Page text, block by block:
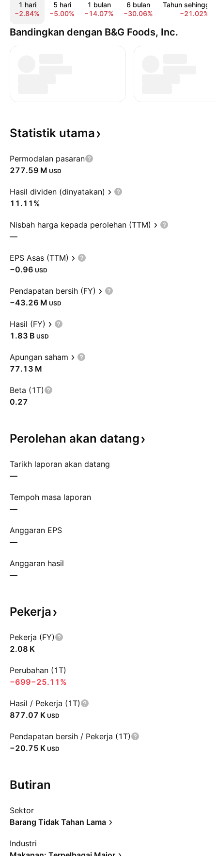
1 hari
−2.84%
5 hari
−5.00%
1 bulan
−14.07%
6 bulan
−30.06%
Tahun sehingga
−21.02%
Bandingkan dengan B&G Foods, Inc.
Statistik utama
Permodalan pasaran
‪277.59 M‬ USD
Hasil dividen (dinyatakan)
11.11%
Nisbah harga kepada perolehan (TTM)
—
EPS Asas (TTM)
−0.96 USD
Pendapatan bersih (FY)
‪−43.26 M‬ USD
Hasil (FY)
‪1.83 B‬ USD
Apungan saham
‪77.13 M‬
Beta (1T)
0.27
Perolehan akan datang
Tarikh laporan akan datang
—
Tempoh masa laporan
—
Anggaran EPS
—
Anggaran hasil
—
Pekerja
Pekerja (FY)
‪2.08 K‬
Perubahan (1T)
−699−25.11%
Hasil / Pekerja (1T)
‪877.07 K‬ USD
Pendapatan bersih / Pekerja (1T)
‪−20.75 K‬ USD
Butiran
Sektor
Barang Tidak Tahan Lama
Industri